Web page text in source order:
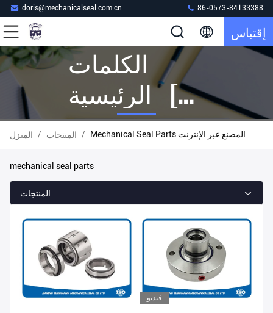
doris@mechanicalseal.com.cn 86-0573-84133388
إقتباس
الكلمات
الرئيسية [
Mechanical
Seal Parts ]
المباراة 160
المنتجات
المنزل / المنتجات / Mechanical Seal Parts المصنع عبر الإنترنت
mechanical seal parts
المنتجات
فيديو